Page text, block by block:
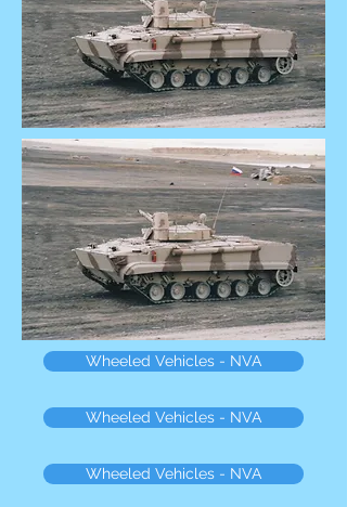
Wheeled Vehicles - NVA
Wheeled Vehicles - NVA
Wheeled Vehicles - NVA